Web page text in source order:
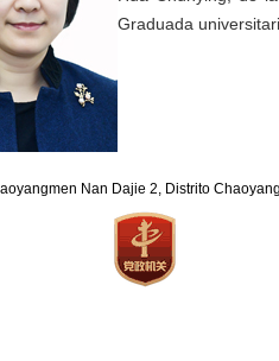
Graduada
Nan Dajie 2, Distrito